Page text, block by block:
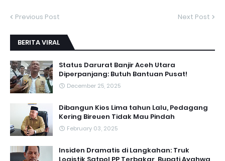
Previous Post Next Post
BERITA VIRAL
Status Darurat Banjir Aceh Utara
Diperpanjang: Butuh Bantuan Pusat!
December 25, 2025
Dibangun Kios Lima tahun Lalu, Pedagang
Kering Bireuen Tidak Mau Pindah
February 03, 2025
Insiden Dramatis di Langkahan: Truk